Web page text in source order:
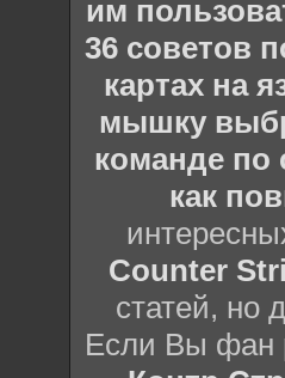
им
36 советов
картах на
мышку
команде по
как
Counter
статей, но
Если Вы фан